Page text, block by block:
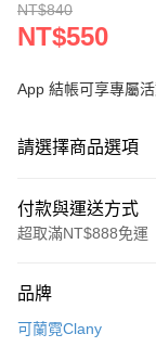
NT$840
NT$550
App 結帳可享專屬
請選擇商品選項
付款與運送方式
超取滿NT$888免運
信用卡一次付款
品牌
可蘭霓Clany